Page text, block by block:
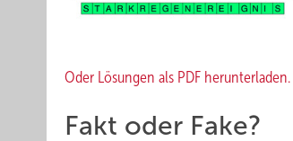
Oder Lösungen als PDF herunterladen.
Fakt oder Fake?